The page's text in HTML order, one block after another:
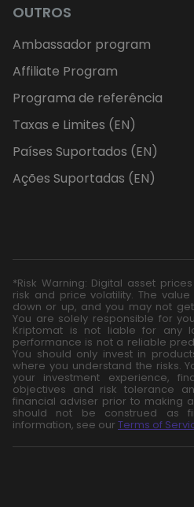
OUTROS
Ambassador program
Affiliate Program
Programa de referência
Taxas e Limites (EN)
Países Suportados (EN)
Ações Suportadas (EN)
*Risk Warning: Digital asset
risk and price volatility. The
down or up, and you may not
You are solely responsible for
Kriptomat is not liable for any
performance is not a reliable
You should only invest in
where you understand the risks.
your investment experience,
objectives and risk tolerance
financial adviser prior to making
should not be construed as
information, see our Terms of